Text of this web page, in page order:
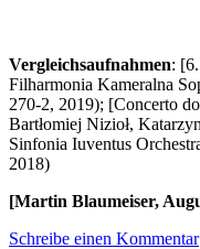
Vergleichsaufnahmen:
Filharmonia Kameralna
270-2, 2019); [Concerto
Bartłomiej Nizioł,
Sinfonia Iuventus
2018)
[Martin Blaumeiser,
Schreibe einen Kommentar